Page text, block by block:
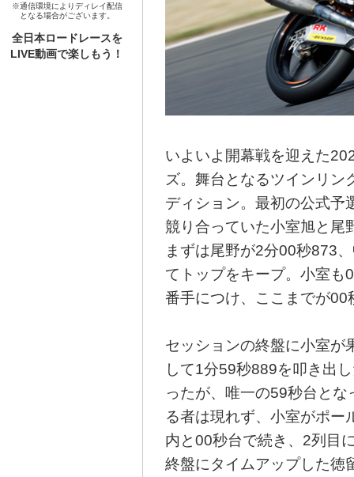
※通信環境によりディレイ配信
となる場合がございます。
全日本ロードレースを
LIVE動画で楽しもう！
いよいよ開幕戦を迎えた
ズ。舞台となるツインリン
ディション。最初の公式予
競り合っていた小室旭と尾
まずは尾野が2分00秒873
てトップをキープ。小室
番手につけ、ここまでが00
セッションの終盤に小室が
して1分59秒889を叩き出
ったが、唯一の59秒台と
る者は現れず、小室がポー
内と00秒台で続き、2列目
終盤にタイムアップした徳